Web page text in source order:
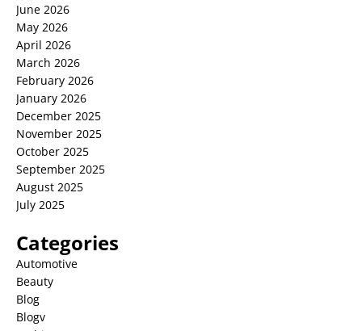
June 2026
May 2026
April 2026
March 2026
February 2026
January 2026
December 2025
November 2025
October 2025
September 2025
August 2025
July 2025
Categories
Automotive
Beauty
Blog
Blogv